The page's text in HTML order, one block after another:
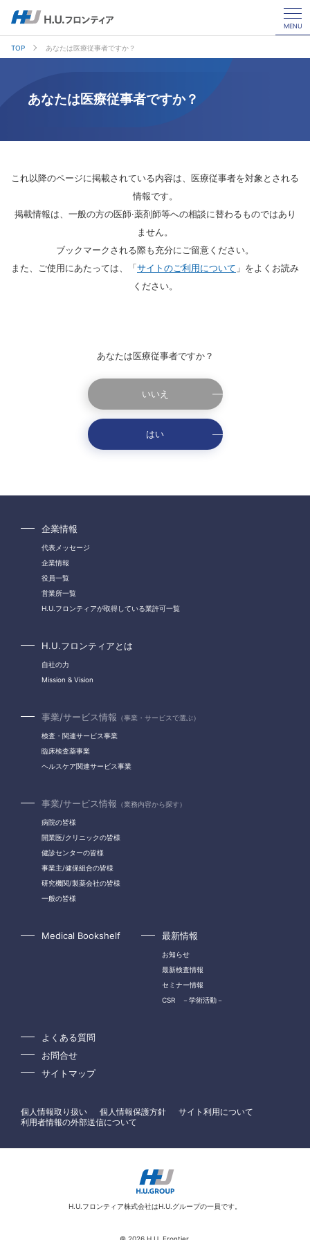
MENU
TOP あなたは医療従事者ですか？
あなたは医療従事者ですか？
これ以降のページに掲載されている内容は、医療従事者を対象とされる
情報です。
掲載情報は、一般の方の医師·薬剤師等への相談に替わるものではあり
ません。
ブックマークされる際も充分にご留意ください。
また、ご使用にあたっては、「サイトのご利用について 」をよくお読み
ください。
あなたは医療従事者ですか？
いいえ
はい
企業情報
代表メッセージ
企業情報
役員一覧
営業所一覧
H.U.フロンティアが取得している業許可一覧
H.U.フロンティアとは
自社の力
Mission & Vision
事業/サービス情報 （事業・サービスで選ぶ）
検査・関連サービス事業
臨床検査薬事業
ヘルスケア関連サービス事業
事業/サービス情報 （業務内容から探す）
病院の皆様
開業医/クリニックの皆様
健診センターの皆様
事業主/健保組合の皆様
研究機関/製薬会社の皆様
一般の皆様
Medical Bookshelf 最新情報
お知らせ
最新検査情報
セミナー情報
CSR －学術活動－
よくある質問
お問合せ
サイトマップ
個人情報取り扱い 個人情報保護方針
サイト利用について
利用者情報の外部送信について
H.U.フロンティア株式会社はH.U.グループの一員です。